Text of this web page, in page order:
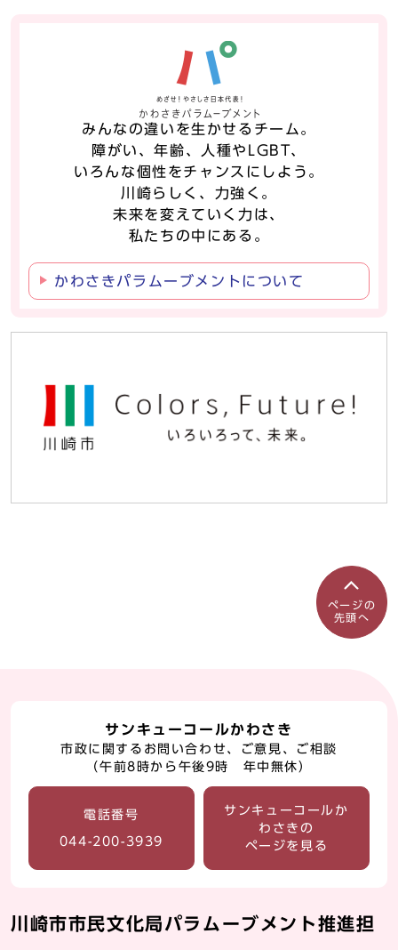
みんなの違いを生かせるチーム。
障がい、年齢、人種やLGBT、
いろんな個性をチャンスにしよう。
川崎らしく、力強く。
未来を変えていく力は、
私たちの中にある。
かわさきパラムーブメントについて
ページの
先頭へ
サンキューコールかわさき
市政に関するお問い合わせ、ご意見、ご相談
（午前8時から午後9時 年中無休）
電話番号
044-200-3939
サンキューコールか
わさきの
ページを見る
川崎市市民文化局パラムーブメント推進担